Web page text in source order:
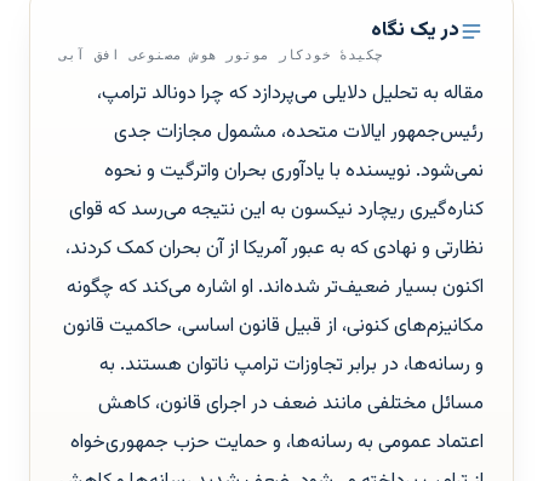
در یک نگاه
چکیدهٔ خودکار موتور هوش مصنوعی افق آبی
مقاله به تحلیل دلایلی می‌پردازد که چرا دونالد ترامپ،
رئیس‌جمهور ایالات متحده، مشمول مجازات جدی
نمی‌شود. نویسنده با یادآوری بحران واترگیت و نحوه
کناره‌گیری ریچارد نیکسون به این نتیجه می‌رسد که قوای
نظارتی و نهادی که به عبور آمریکا از آن بحران کمک کردند،
اکنون بسیار ضعیف‌تر شده‌اند. او اشاره می‌کند که چگونه
مکانیزم‌های کنونی، از قبیل قانون اساسی، حاکمیت قانون
و رسانه‌ها، در برابر تجاوزات ترامپ ناتوان هستند. به
مسائل مختلفی مانند ضعف در اجرای قانون، کاهش
اعتماد عمومی به رسانه‌ها، و حمایت حزب جمهوری‌خواه